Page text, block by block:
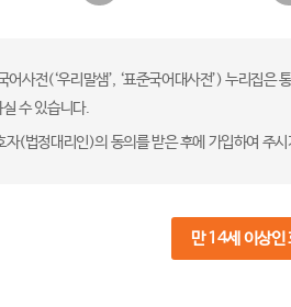
어사전(‘우리말샘’, ‘표준국어대사전’) 누리집
수 있습니다.
자(법정대리인)의 동의를 받은 후에 가입하여 주
만 14세 이상인